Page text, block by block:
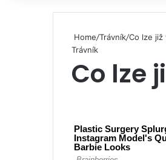
Home/Trávník/Co lze již
Trávník
Co lze